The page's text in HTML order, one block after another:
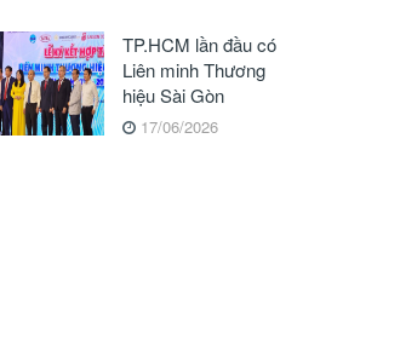
TP.HCM lần đầu có
Liên minh Thương
hiệu Sài Gòn
17/06/2026